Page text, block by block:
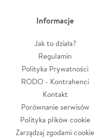
Informacje
Jak to działa?
Regulamin
Polityka Prywatności
RODO - Kontrahenci
Kontakt
Porównanie serwisów
Polityka plików cookie
Zarządzaj zgodami cookie